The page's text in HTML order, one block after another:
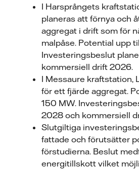
I Harsprångets
planeras att förnya och
aggregat i drift som för
malpåse. Potential upp
Investeringsbeslut
kommersiell drift 2026.
I Messaure kraftstation,
för ett fjärde aggregat.
150 MW.
2028 och kommersiell
Slutgiltiga
fattade och förutsätter
förstudierna. Beslut
energitillskott vilket